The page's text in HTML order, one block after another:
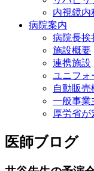
内視鏡内
病院案内
病院長挨
施設概要
連携施設
ユニフォ
自動販売
一般事業
厚労省
医師ブログ